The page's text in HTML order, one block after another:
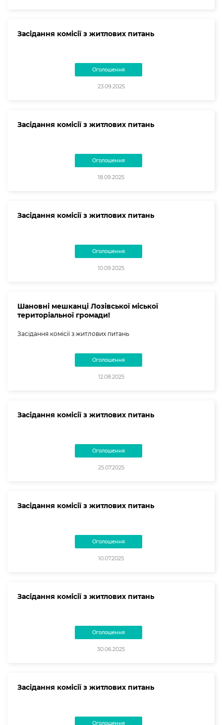
Засідання комісії з житлових питань
Оголошення
23.09.2025
Засідання комісії з житлових питань
Оголошення
18.09.2025
Засідання комісії з житлових питань
Оголошення
10.09.2025
Шановні мешканці Лозівської міської
територіальної громади!
Засідання комісії з житлових питань
Оголошення
12.08.2025
Засідання комісії з житлових питань
Оголошення
25.07.2025
Засідання комісії з житлових питань
Оголошення
10.07.2025
Засідання комісії з житлових питань
Оголошення
30.06.2025
Засідання комісії з житлових питань
Оголошення